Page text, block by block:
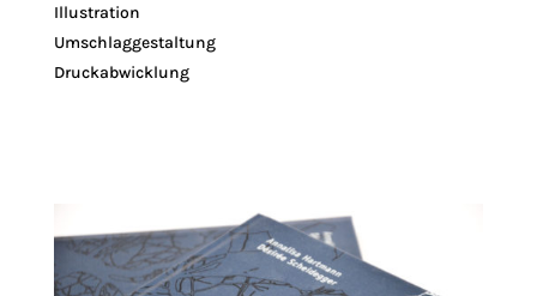
Illustration
Umschlaggestaltung
Druckabwicklung